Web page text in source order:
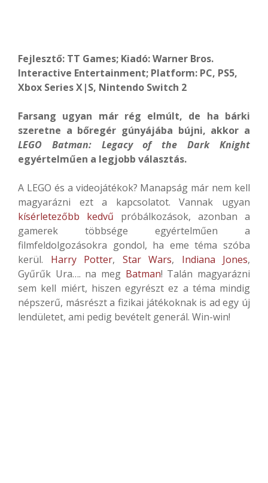
Fejlesztő: TT Games; Kiadó: Warner Bros.
Interactive Entertainment; Platform: PC, PS5,
Xbox Series X|S, Nintendo Switch 2
Farsang ugyan már rég elmúlt, de ha bárki
szeretne a bőregér gúnyájába bújni, akkor a
LEGO Batman: Legacy of the Dark Knight
egyértelműen a legjobb választás.
A LEGO és a videojátékok? Manapság már nem kell
magyarázni ezt a kapcsolatot. Vannak ugyan
kísérletezőbb
kedvű próbálkozások, azonban a
gamerek többsége egyértelműen a
filmfeldolgozásokra gondol, ha eme téma szóba
kerül. Harry Potter, Star Wars, Indiana Jones,
Gyűrűk Ura…. na meg Batman! Talán magyarázni
sem kell miért, hiszen egyrészt ez a téma mindig
népszerű, másrészt a fizikai játékoknak is ad egy új
lendületet, ami pedig bevételt generál. Win-win!